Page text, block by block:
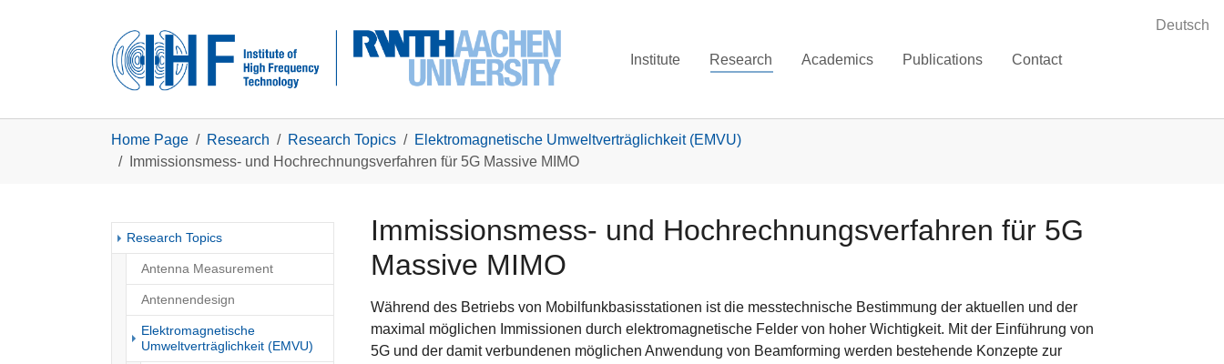
Deutsch
Institute Research Academics Publications Contact
Home Page Research Research Topics
Elektromagnetische Umweltverträglichkeit (EMVU)
Immissionsmess- und Hochrechnungsverfahren für 5G Massive MIMO
Research Topics
Antenna Measurement
Antennendesign
Elektromagnetische
Umweltverträglichkeit (EMVU)
Immissionsmess- und Hochrechnungsverfahren für 5G
Massive MIMO
Während des Betriebs von Mobilfunkbasisstationen ist die messtechnische Bestimmung der aktuellen und der
maximal möglichen Immissionen durch elektromagnetische Felder von hoher Wichtigkeit. Mit der Einführung von
5G und der damit verbundenen möglichen Anwendung von Beamforming werden bestehende Konzepte zur